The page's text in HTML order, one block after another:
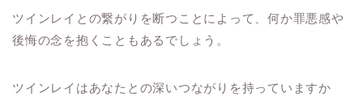
ツインレイとの繋がりを断つことによって、何か罪悪感や
後悔の念を抱くこともあるでしょう。
ツインレイはあなたとの深いつながりを持っていますか